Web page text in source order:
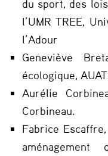
du sport, des
l’UMR TREE,
l’Adour
Geneviève
écologique,
Aurélie
Corbineau.
Fabrice